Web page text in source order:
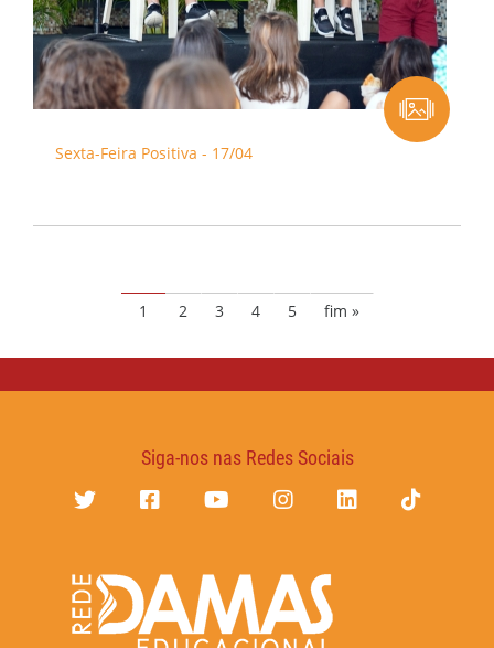
Sexta-Feira Positiva - 17/04
1 2 3 4 5 fim »
Siga-nos nas Redes Sociais